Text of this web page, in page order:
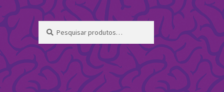
por: